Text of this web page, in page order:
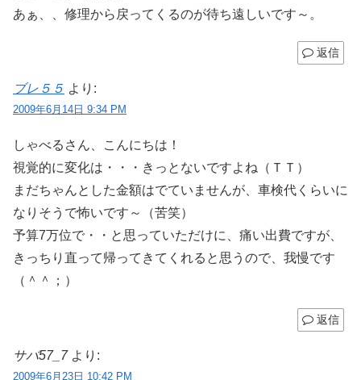
あぁ、、修理から戻ってくるのが待ち遠しいです～。
返信
ブレ５５ より:
2009年6月14日 9:34 PM
しゃべるさん、こんにちは！
視覚的に変化は・・・きっとないですよね（ＴＴ）
まだちゃんとした金額はでていませんが、車検代くらいに
なりそうで怖いです～（苦笑）
予算7万位で・・と思っていただけに、痛い出費ですが、
きっちり直って帰ってきてくれると思うので、我慢です
（＾＾；）
返信
サバ57_7 より:
2009年6月23日 10:42 PM